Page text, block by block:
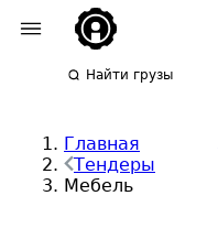
Найти грузы
Главная
Тендеры
Мебель